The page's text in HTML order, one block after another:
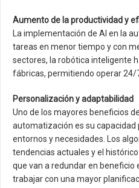
Aumento de la productividad y
La implementación de AI en la
tareas en menor tiempo y con
sectores, la robótica inteligente
fábricas, permitiendo operar 24/
Personalización y adaptabilidad
Uno de los mayores beneficios
automatización es su
entornos y necesidades. Los
tendencias actuales y el
que van a redundar en beneficio
trabajar con una mayor